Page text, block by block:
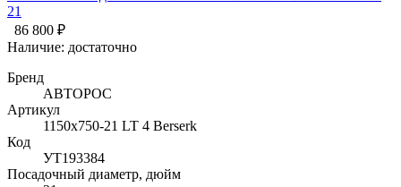
21
86 800 ₽
Наличие: достаточно
Бренд
АВТОРОС
Артикул
1150х750-21 LT 4 Berserk
Код
УТ193384
Посадочный диаметр, дюйм